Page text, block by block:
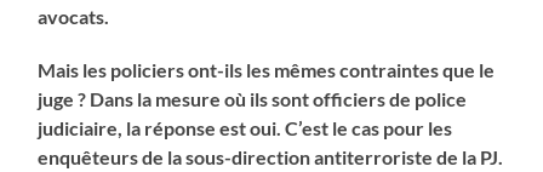
avocats.
Mais les policiers ont-ils les mêmes contraintes que le
juge ? Dans la mesure où ils sont officiers de police
judiciaire, la réponse est oui. C’est le cas pour les
enquêteurs de la sous-direction antiterroriste de la PJ.